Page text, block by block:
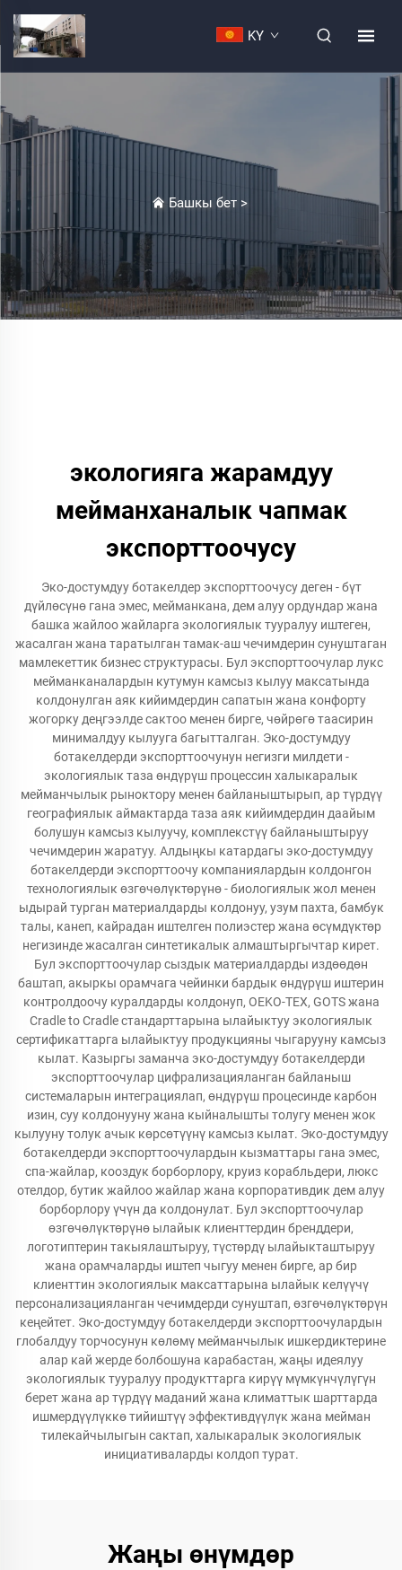
KY
Башкы бет>
экологияга жарамдуу
мейманханалык чапмак
экспорттоочусу
Эко-достумдуу ботакелдер экспорттоочусу деген - бүт
дүйлөсүнө гана эмес, мейманкана, дем алуу ордундар жана
башка жайлоо жайларга экологиялык тууралуу иштеген,
жасалган жана таратылган тамак-аш чечимдерин сунуштаган
мамлекеттик бизнес структурасы. Бул экспорттоочулар лукс
мейманканалардын кутумун камсыз кылуу максатында
колдонулган аяк кийимдердин сапатын жана конфорту
жогорку деңгээлде сактоо менен бирге, чөйрөгө таасирин
минималдуу кылууга багытталган. Эко-достумдуу
ботакелдерди экспорттоочунун негизги милдети -
экологиялык таза өндүрүш процессин халыкаралык
мейманчылык рыноктору менен байланыштырып, ар түрдүү
географиялык аймактарда таза аяк кийимдердин даайым
болушун камсыз кылуучу, комплекстүү байланыштыруу
чечимдерин жаратуу. Алдыңкы катардагы эко-достумдуу
ботакелдерди экспорттоочу компаниялардын колдонгон
технологиялык өзгөчөлүктөрүнө - биологиялык жол менен
ыдырай турган материалдарды колдонуу, узум пахта, бамбук
талы, канеп, кайрадан иштелген полиэстер жана өсүмдүктөр
негизинде жасалган синтетикалык алмаштыргычтар кирет.
Бул экспорттоочулар сыздык материалдарды издөөдөн
баштап, акыркы орамчага чейинки бардык өндүрүш иштерин
контролдоочу куралдарды колдонуп, OEKO-TEX, GOTS жана
Cradle to Cradle стандарттарына ылайыктуу экологиялык
сертификаттарга ылайыктуу продукцияны чыгарууну камсыз
кылат. Казыргы заманча эко-достумдуу ботакелдерди
экспорттоочулар цифрализацияланган байланыш
системаларын интеграциялап, өндүрүш процесинде карбон
изин, суу колдонууну жана кыйналышты толугу менен жок
кылууну толук ачык көрсөтүүнү камсыз кылат. Эко-достумдуу
ботакелдерди экспорттоочулардын кызматтары гана эмес,
спа-жайлар, кооздук борборлору, круиз корабльдери, люкс
отелдор, бутик жайлоо жайлар жана корпоративдик дем алуу
борборлору үчүн да колдонулат. Бул экспорттоочулар
өзгөчөлүктөрүнө ылайык клиенттердин бренддери,
логотиптерин такыялаштыруу, түстөрдү ылайыкташтыруу
жана орамчаларды иштеп чыгуу менен бирге, ар бир
клиенттин экологиялык максаттарына ылайык келүүчү
персонализацияланган чечимдерди сунуштап, өзгөчөлүктөрүн
кеңейтет. Эко-достумдуу ботакелдерди экспорттоочулардын
глобалдуу торчосунун көлөмү мейманчылык ишкердиктерине
алар кай жерде болбошуна карабастан, жаңы идеялуу
экологиялык тууралуу продукттарга кирүү мүмкүнчүлүгүн
берет жана ар түрдүү маданий жана климаттык шарттарда
ишмердүүлүккө тийиштүү эффективдүүлүк жана мейман
тилекайчылыгын сактап, халыкаралык экологиялык
инициативаларды колдоп турат.
Жаңы өнүмдөр